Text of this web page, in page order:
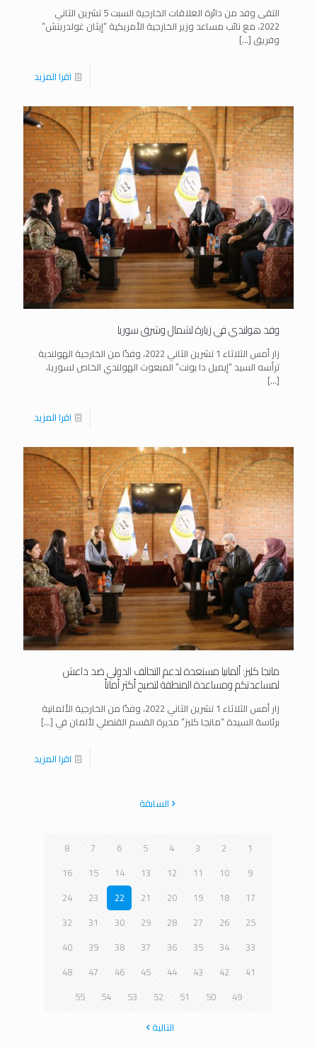
التقى وفد من دائرة العلاقات الخارجية السبت 5 تشرين الثاني
2022، مع نائب مساعد وزير الخارجية الأمريكية “إيثان غولدريتش”
وفريق […]
اقرا المزيد
وفد هولندي في زيارة لشمال وشرق سوريا
زار أمس الثلاثاء 1 تشرين الثاني 2022، وفدًا من الخارجية الهولندية
ترأسه السيد “إيميل دا بونت” المبعوث الهولندي الخاص لسوريا،
[…]
اقرا المزيد
مانجا كليز: ألمانيا مستعدة لدعم التحالف الدولي ضد داعش
لمساعدتكم ومساعدة المنطقة لتصبح أكثر أماناً
زار أمس الثلاثاء 1 تشرين الثاني 2022، وفدًا من الخارجية الألمانية
برئاسة السيدة “مانجا كليز” مديرة القسم القنصلي لألمان في […]
اقرا المزيد
السابقة
1
2
3
4
5
6
7
8
9
10
11
12
13
14
15
16
17
18
19
20
21
22
23
24
25
26
27
28
29
30
31
32
33
34
35
36
37
38
39
40
41
42
43
44
45
46
47
48
49
50
51
52
53
54
55
التالية